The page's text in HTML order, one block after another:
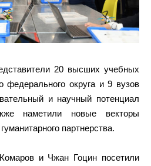
20 высших учебных
федерального округа и 9 вузов
и научный потенциал
наметили новые векторы
партнерства.
и Чжан Гоцин посетили